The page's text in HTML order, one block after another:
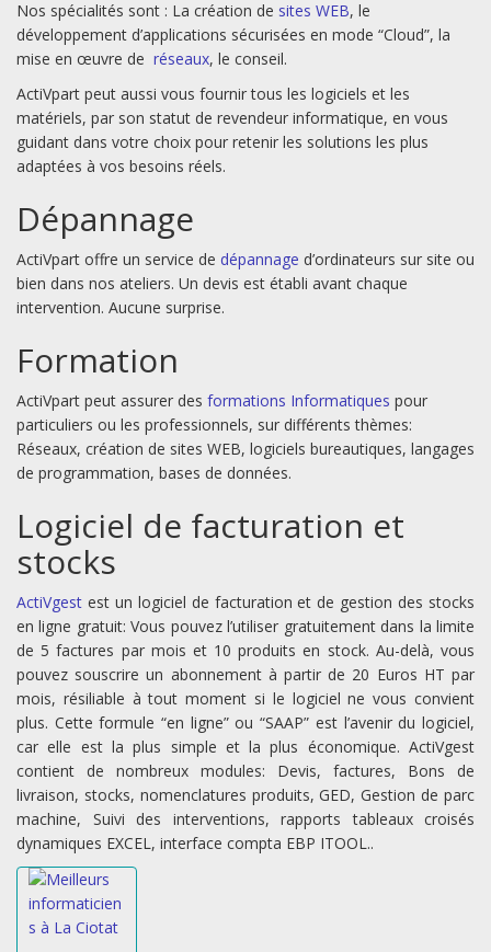
Nos spécialités sont : La création de sites WEB, le
développement d’applications sécurisées en mode “Cloud”, la
mise en œuvre de réseaux, le conseil.
ActiVpart peut aussi vous fournir tous les logiciels et les
matériels, par son statut de revendeur informatique, en vous
guidant dans votre choix pour retenir les solutions les plus
adaptées à vos besoins réels.
Dépannage
ActiVpart offre un service de dépannage d’ordinateurs sur site ou
bien dans nos ateliers. Un devis est établi avant chaque
intervention. Aucune surprise.
Formation
ActiVpart peut assurer des formations Informatiques pour
particuliers ou les professionnels, sur différents thèmes:
Réseaux, création de sites WEB, logiciels bureautiques, langages
de programmation, bases de données.
Logiciel de facturation et
stocks
ActiVgest est un logiciel de facturation et de gestion des stocks
en ligne gratuit: Vous pouvez l’utiliser gratuitement dans la limite
de 5 factures par mois et 10 produits en stock. Au-delà, vous
pouvez souscrire un abonnement à partir de 20 Euros HT par
mois, résiliable à tout moment si le logiciel ne vous convient
plus. Cette formule “en ligne” ou “SAAP” est l’avenir du logiciel,
car elle est la plus simple et la plus économique. ActiVgest
contient de nombreux modules: Devis, factures, Bons de
livraison, stocks, nomenclatures produits, GED, Gestion de parc
machine, Suivi des interventions, rapports tableaux croisés
dynamiques EXCEL, interface compta EBP ITOOL..